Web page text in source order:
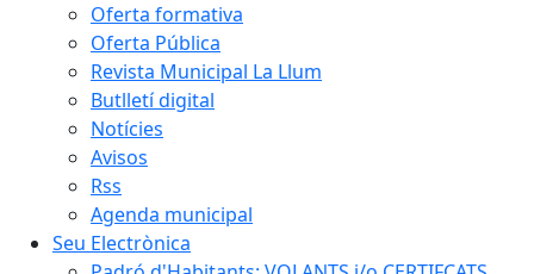
Oferta formativa
Oferta Pública
Revista Municipal La Llum
Butlletí digital
Notícies
Avisos
Rss
Agenda municipal
Seu Electrònica